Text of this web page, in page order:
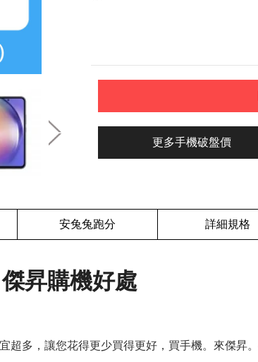
更多手機破盤價
安兔兔跑分 詳細規格
傑昇購機好處
多，讓您花得更少買得更好，買手機。來傑昇。